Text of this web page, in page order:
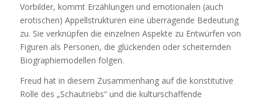
Vorbilder, kommt Erzählungen und emotionalen (auch
erotischen) Appellstrukturen eine überragende Bedeutung
zu. Sie verknüpfen die einzelnen Aspekte zu Entwürfen von
Figuren als Personen, die glückenden oder scheiternden
Biographiemodellen folgen.
Freud hat in diesem Zusammenhang auf die konstitutive
Rolle des „Schautriebs“ und die kulturschaffende